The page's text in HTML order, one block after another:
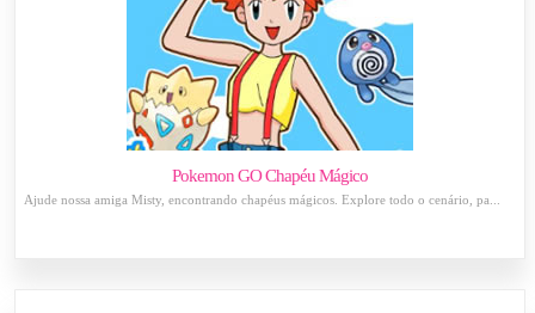
Pokemon GO Chapéu Mágico
Ajude nossa amiga Misty, encontrando chapéus mágicos. Explore todo o cenário, pa...